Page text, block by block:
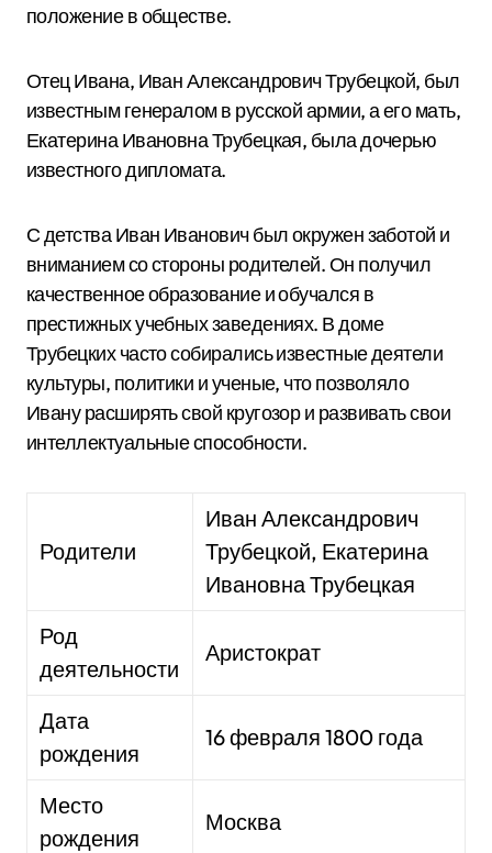
положение в обществе.
Отец Ивана, Иван Александрович Трубецкой, был
известным генералом в русской армии, а его мать,
Екатерина Ивановна Трубецкая, была дочерью
известного дипломата.
С детства Иван Иванович был окружен заботой и
вниманием со стороны родителей. Он получил
качественное образование и обучался в
престижных учебных заведениях. В доме
Трубецких часто собирались известные деятели
культуры, политики и ученые, что позволяло
Ивану расширять свой кругозор и развивать свои
интеллектуальные способности.
Родители
Иван Александрович
Трубецкой, Екатерина
Ивановна Трубецкая
Род
деятельности
Аристократ
Дата
рождения
16 февраля 1800 года
Место
рождения
Москва